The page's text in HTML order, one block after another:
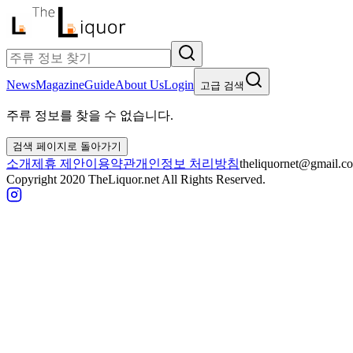
NewsMagazineGuideAbout UsLogin 고급 검색
주류 정보를 찾을 수 없습니다.
검색 페이지로 돌아가기
소개제휴 제안이용약관개인정보 처리방침
Copyright 2020 TheLiquor.net All Rights Reserved.